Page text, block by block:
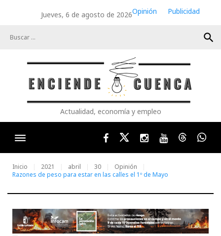
Jueves, 6 de agosto de 2026Opinión
Publicidad
search
Actualidad, economía y empleo
FacebookTwitterInstagram
YoutubeThreads
Inicio 2021 abril 30
Opinión
Razones de peso para estar en las calles el 1º de Mayo